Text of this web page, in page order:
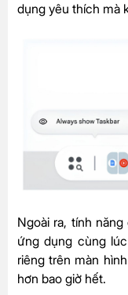
dụng yêu thích mà
Ngoài ra, tính
ứng dụng cùng
riêng trên màn
hơn bao giờ hết.